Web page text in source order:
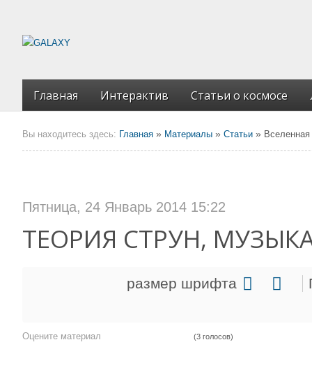
Главная Интерактив Статьи о космосе
Вы находитесь здесь: Главная » Материалы » Статьи »
Пятница, 24 Январь 2014 15:22
ТЕОРИЯ СТРУН,
размер шрифта
Оцените материал (3 голосов)